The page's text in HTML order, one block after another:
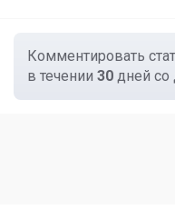
Комментировать
в течении 30 дней со